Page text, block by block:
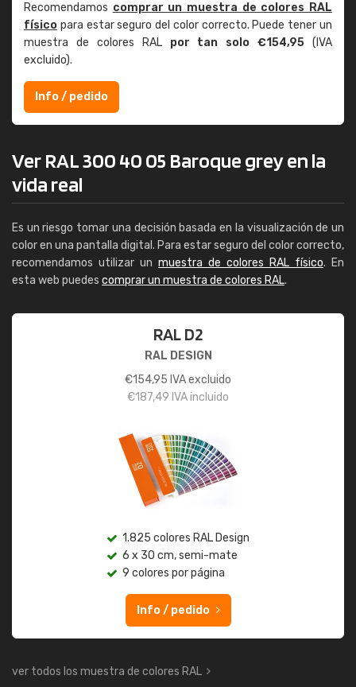
Recomendamos comprar un muestra de colores RAL
físico para estar seguro del color correcto. Puede tener un
muestra de colores RAL por tan solo €154,95 (IVA
excluido).
Info / pedido
Ver RAL 300 40 05 Baroque grey en la
vida real
Es un riesgo tomar una decisión basada en la visualización de un
color en una pantalla digital. Para estar seguro del color correcto,
recomendamos utilizar un muestra de colores RAL físico. En
esta web puedes comprar un muestra de colores RAL.
RAL D2
RAL DESIGN
€154,95 IVA excluido
€187,49 IVA incluido
1.825 colores RAL Design
6 x 30 cm, semi-mate
9 colores por página
Info / pedido
ver todos los muestra de colores RAL